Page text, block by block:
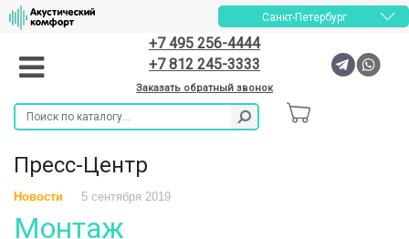
Санкт-Петербург
+7 495 256-4444
+7 812 245-3333
Заказать обратный звонок
Пресс-Центр
Новости 5 сентября 2019
Монтаж